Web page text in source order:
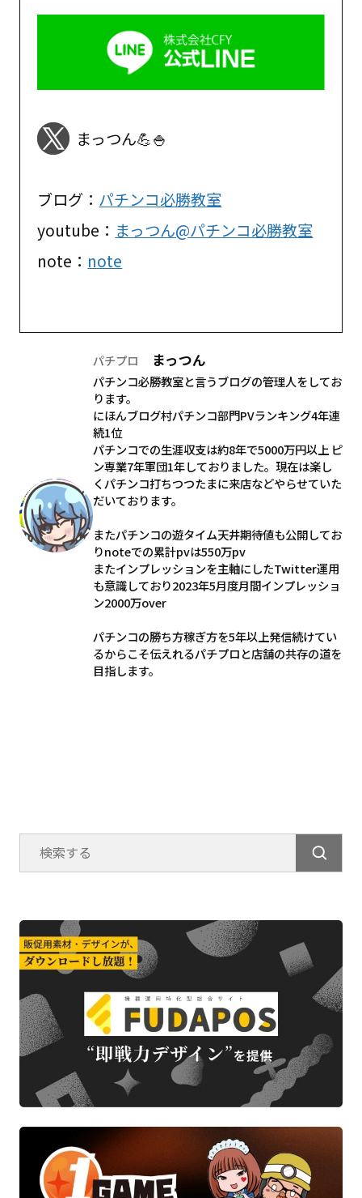
まっつん💪🍚
ブログ： パチンコ必勝教室
youtube： まっつん@パチンコ必勝教室
note： note
パチプロ まっつん
パチンコ必勝教室と言うブログの管理人をしてお
ります。
にほんブログ村パチンコ部門PVランキング4年連
続1位
パチンコでの生涯収支は約8年で5000万円以上 ピ
ン専業7年軍団1年しておりました。現在は楽し
くパチンコ打ちつつたまに来店などやらせていた
だいております。
またパチンコの遊タイム天井期待値も公開してお
りnoteでの累計pvは550万pv
またインプレッションを主軸にしたTwitter運用
も意識しており2023年5月度月間インプレッショ
ン2000万over
パチンコの勝ち方稼ぎ方を5年以上発信続けてい
るからこそ伝えれるパチプロと店舗の共存の道を
目指します。